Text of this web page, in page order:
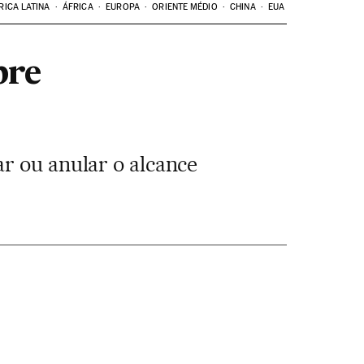
LATINA ÁFRICA EUROPA ORIENTE MÉDIO CHINA EUA
ou anular o alcance